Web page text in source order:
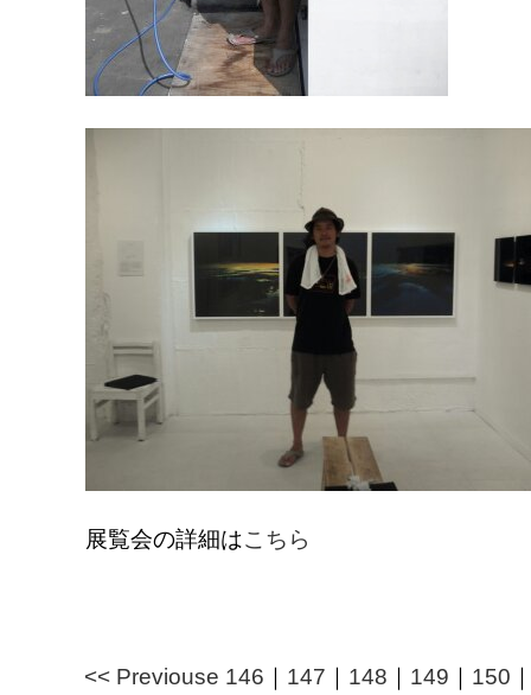
展覧会の詳細はこちら
<< Previouse 146 ｜ 147 ｜ 148 ｜ 149 ｜ 150